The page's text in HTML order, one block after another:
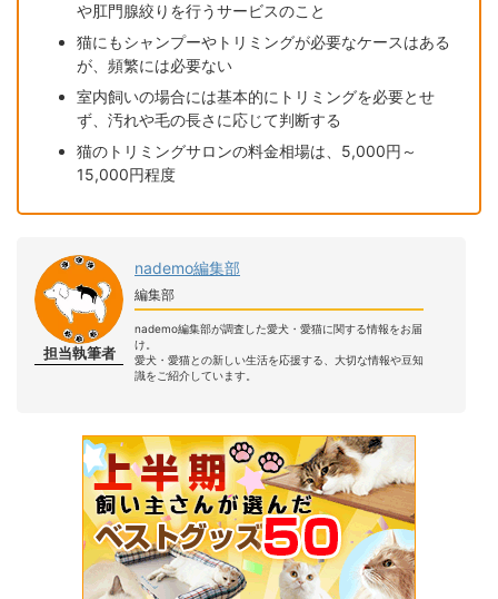
や肛門腺絞りを行うサービスのこと
猫にもシャンプーやトリミングが必要なケースはある
が、頻繁には必要ない
室内飼いの場合には基本的にトリミングを必要とせ
ず、汚れや毛の長さに応じて判断する
猫のトリミングサロンの料金相場は、5,000円～
15,000円程度
担当執筆者
nademo編集部
編集部
nademo編集部が調査した愛犬・愛猫に関する情報をお届
け。
愛犬・愛猫との新しい生活を応援する、大切な情報や豆知
識をご紹介しています。